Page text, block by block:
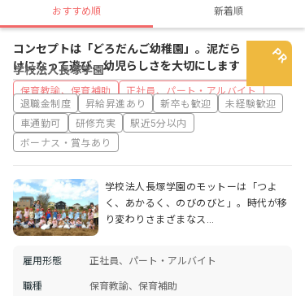
おすすめ順 新着順
学校法人長塚学園
保育教諭、保育補助 正社員、パート・アルバイト
コンセプトは「どろだんご幼稚園」。泥だら
けになって遊び、幼児らしさを大切にします
退職金制度 昇給昇進あり 新卒も歓迎
未経験歓迎
車通勤可
研修充実
駅近5分以内
ボーナス・賞与あり
学校法人長塚学園のモットーは「つよ
く、あかるく、のびのびと」。時代が移
り変わりさまざまなス…
雇用形態 正社員、パート・アルバイト
職種 保育教諭、保育補助